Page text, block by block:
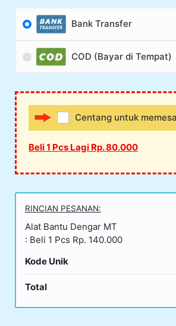
Bank Transfer
COD (Bayar di Tempat)
Centang untuk
Beli 1 Pcs Lagi Rp. 80.000
RINCIAN PESANAN:
Alat Bantu Dengar MT
: Beli 1 Pcs Rp. 140.000
Kode Unik
Total